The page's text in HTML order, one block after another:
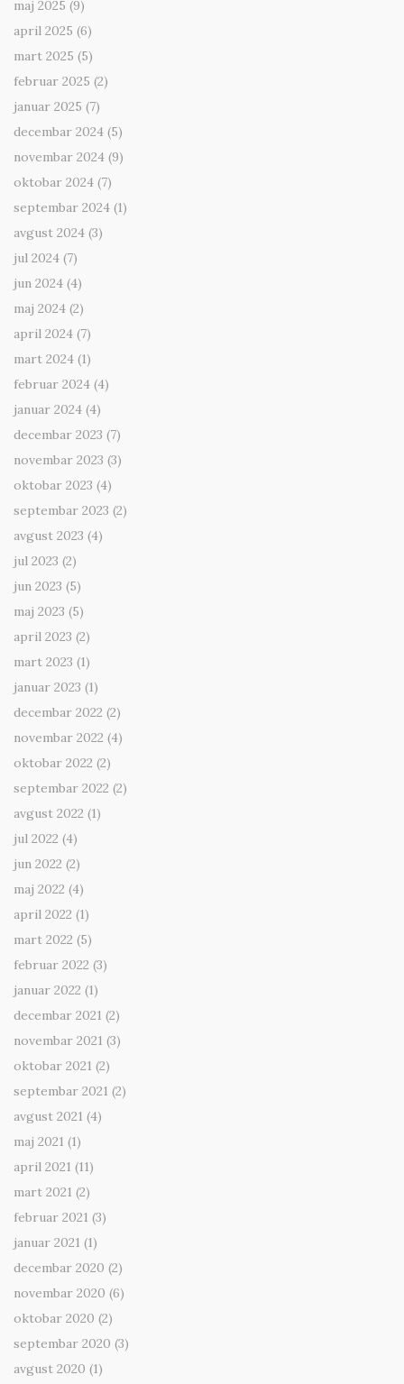
maj 2025 (9)
april 2025 (6)
mart 2025 (5)
februar 2025 (2)
januar 2025 (7)
decembar 2024 (5)
novembar 2024 (9)
oktobar 2024 (7)
septembar 2024 (1)
avgust 2024 (3)
jul 2024 (7)
jun 2024 (4)
maj 2024 (2)
april 2024 (7)
mart 2024 (1)
februar 2024 (4)
januar 2024 (4)
decembar 2023 (7)
novembar 2023 (3)
oktobar 2023 (4)
septembar 2023 (2)
avgust 2023 (4)
jul 2023 (2)
jun 2023 (5)
maj 2023 (5)
april 2023 (2)
mart 2023 (1)
januar 2023 (1)
decembar 2022 (2)
novembar 2022 (4)
oktobar 2022 (2)
septembar 2022 (2)
avgust 2022 (1)
jul 2022 (4)
jun 2022 (2)
maj 2022 (4)
april 2022 (1)
mart 2022 (5)
februar 2022 (3)
januar 2022 (1)
decembar 2021 (2)
novembar 2021 (3)
oktobar 2021 (2)
septembar 2021 (2)
avgust 2021 (4)
maj 2021 (1)
april 2021 (11)
mart 2021 (2)
februar 2021 (3)
januar 2021 (1)
decembar 2020 (2)
novembar 2020 (6)
oktobar 2020 (2)
septembar 2020 (3)
avgust 2020 (1)